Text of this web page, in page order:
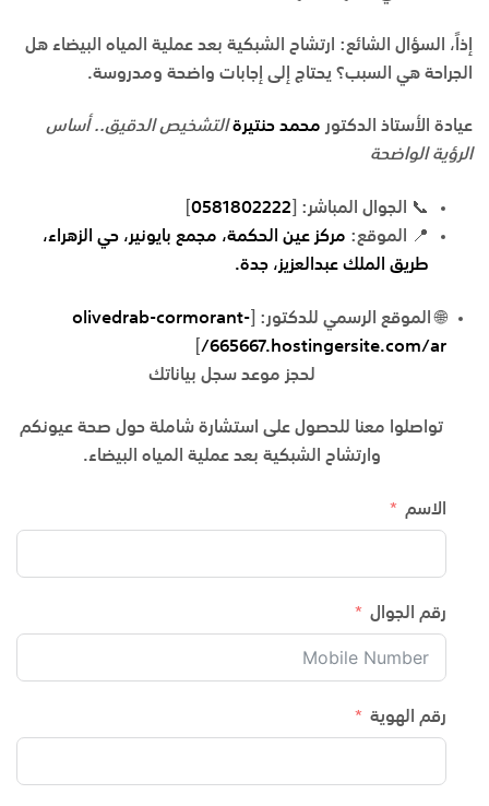
إذاً، السؤال الشائع: ارتشاح الشبكية بعد عملية المياه البيضاء هل
الجراحة هي السبب؟ يحتاج إلى إجابات واضحة ومدروسة.
عيادة الأستاذ الدكتور محمد حنتيرة التشخيص الدقيق.. أساس
الرؤية الواضحة
📞 الجوال المباشر: 0581802222
📍
الموقع: مركز عين الحكمة، مجمع بايونير، حي الزهراء،
طريق الملك عبدالعزيز، جدة.
🌐 الموقع الرسمي للدكتور:
olivedrab-cormorant-
665667.hostingersite.com/ar/
لحجز موعد سجل بياناتك
تواصلوا معنا للحصول على استشارة شاملة حول صحة عيونكم
وارتشاح الشبكية بعد عملية المياه البيضاء.
الاسم
رقم الجوال
رقم الهوية